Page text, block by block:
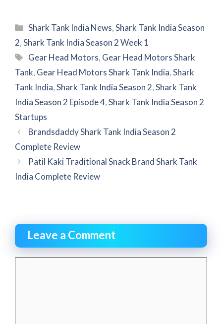
Categories
Shark Tank India News,Shark Tank India Season
2,Shark Tank India Season 2 Week 1
Tags
Gear Head Motors, Gear Head Motors Shark
Tank, Gear Head Motors Shark Tank India,Shark
Tank India,Shark Tank India Season 2,Shark Tank
India Season 2 Episode 4,Shark Tank India Season 2
Startups
Brandsdaddy Shark Tank India Season 2
Complete Review
Patil Kaki Traditional Snack Brand Shark Tank
India Complete Review
Leave a Comment